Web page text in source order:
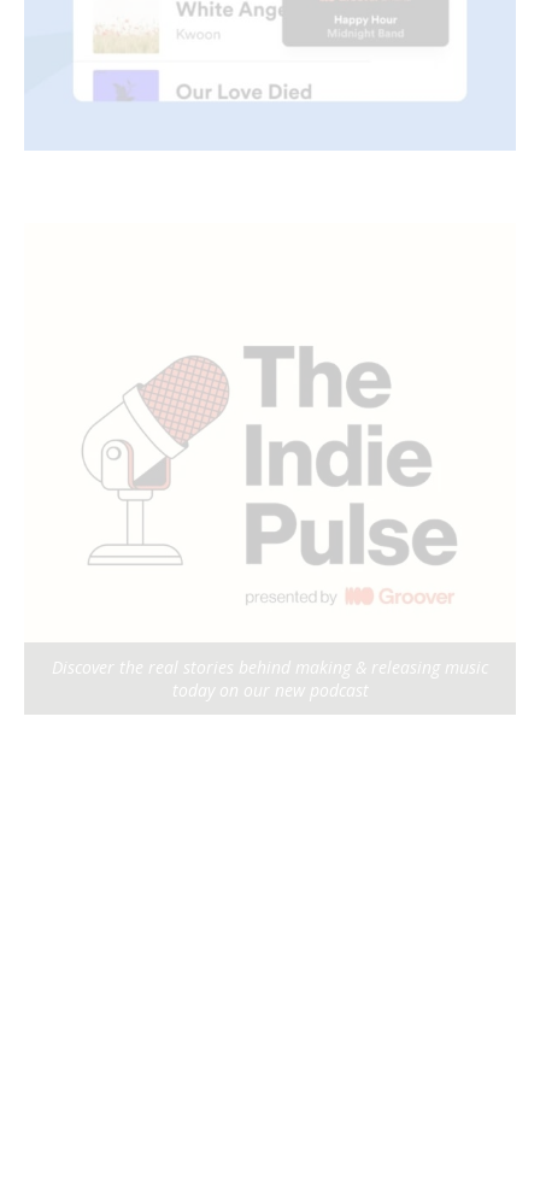
Discover the real stories behind making & releasing music
today on our new podcast